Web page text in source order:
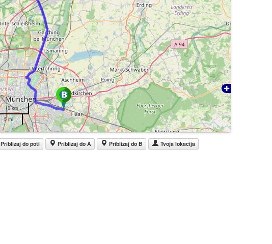
10 km
5 mi
Približaj do poti Približaj do A Približaj do B Tvoja lokacija